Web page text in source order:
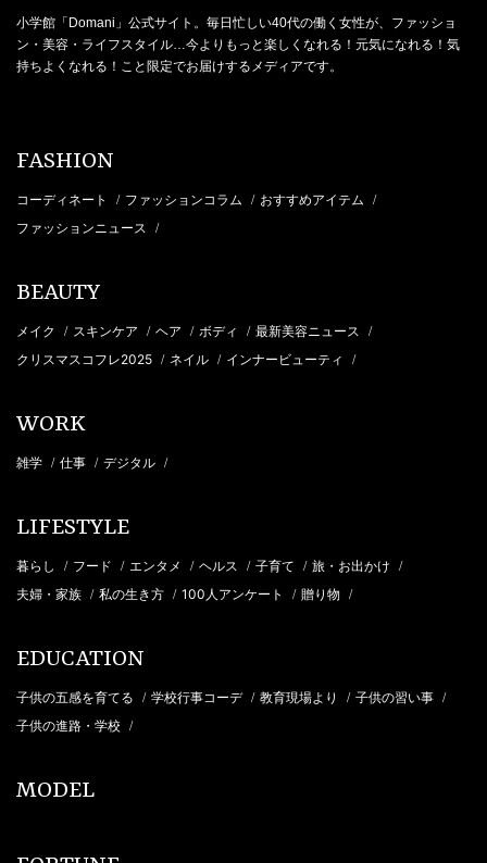
小学館「Domani」公式サイト。毎日忙しい40代の働く女性が、ファッショ
ン・美容・ライフスタイル…今よりもっと楽しくなれる！元気になれる！気
持ちよくなれる！こと限定でお届けするメディアです。
FASHION
コーディネート / ファッションコラム / おすすめアイテム /
ファッションニュース /
BEAUTY
メイク / スキンケア / ヘア / ボディ / 最新美容ニュース /
クリスマスコフレ2025 / ネイル / インナービューティ /
WORK
雑学 / 仕事 / デジタル /
LIFESTYLE
暮らし / フード / エンタメ / ヘルス / 子育て / 旅・お出かけ /
夫婦・家族 / 私の生き方 / 100人アンケート / 贈り物 /
EDUCATION
子供の五感を育てる / 学校行事コーデ / 教育現場より / 子供の習い事 /
子供の進路・学校 /
MODEL